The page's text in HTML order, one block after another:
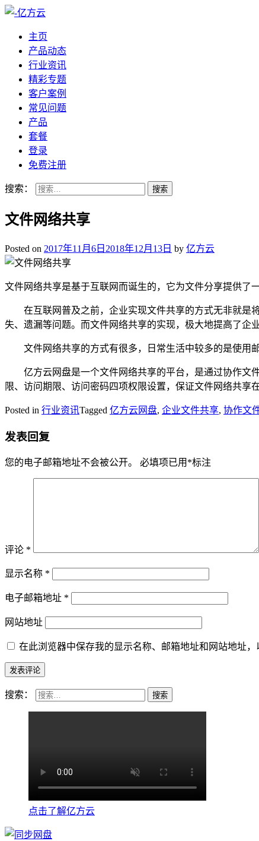
主页
产品动态
行业资讯
精彩专题
客户案例
常见问题
产品
套餐
登录
免费注册
搜索：
文件网络共享
Posted on 2017年11月6日 2018年12月13日 by 亿方云
文件网络共享是基于互联网而诞生的，它为文件分享提供了
在互联网普及之前，企业实现文件共享的方式无非就是将
失、遗漏等问题。而文件网络共享的实现，极大地提高了企
文件网络共享的方式有很多，日常生活中较多的是使用邮
亿方云网盘是一个文件网络共享的平台，是通过协作文件
限、访问期限、访问密码四项权限设置，保证文件网络共享
Posted in 行业资讯Tagged 亿方云网盘, 企业文件共享, 协作文
发表回复
您的电子邮箱地址不会被公开。 必填项已用 *标注
评论 *
显示名称 *
电子邮箱地址 *
网站地址
在此浏览器中保存我的显示名称、邮箱地址和网站地址，
搜索：
点击了解亿方云